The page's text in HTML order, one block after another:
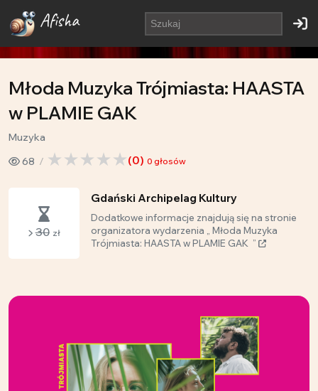
Afisha
Młoda Muzyka Trójmiasta: HAASTA
w PLAMIE GAK
Muzyka
68
(0) 0 głosów
30 zł
Gdański Archipelag Kultury
Dodatkowe informacje znajdują się na stronie
organizatora wydarzenia „ Młoda Muzyka
Trójmiasta: HAASTA w PLAMIE GAK ”